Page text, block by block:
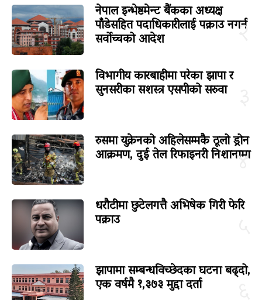
२
नेपाल इन्भेष्टमेन्ट बैंकका अध्यक्ष
पाँडेसहित पदाधिकारीलाई पक्राउ नगर्न
सर्वोच्चको आदेश
विभागीय कारबाहीमा परेका झापा र
सुनसरीका सशस्त्र एसपीको सरुवा
४
रुसमा युक्रेनको अहिलेसम्मकै ठूलो ड्रोन
आक्रमण, दुई तेल रिफाइनरी निशानामा
धरौटीमा छुटेलगत्तै अभिषेक गिरी फेरि
पक्राउ
झापामा सम्बन्धविच्छेदका घटना बढ्दो,
एक वर्षमै १,३७३ मुद्दा दर्ता